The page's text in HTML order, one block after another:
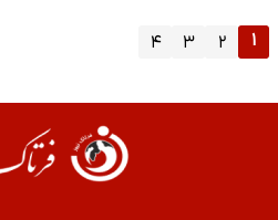
۱ ۲ ۳ ۴